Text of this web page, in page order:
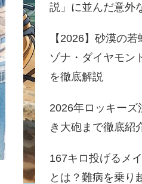
説」に並んだ意外
【2026】砂漠の
ゾナ・ダイヤモン
を徹底解説
2026年ロッキー
き大砲まで徹底紹
167キロ投げるメ
とは？難病を乗り